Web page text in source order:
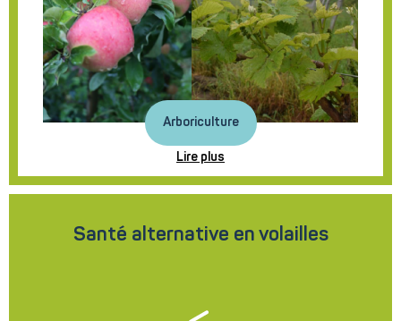
Arboriculture
Lire plus
Santé alternative en volailles